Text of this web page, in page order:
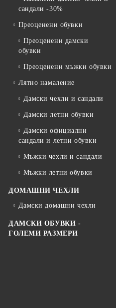
сандали -30%
Преоценени обувки
Преоценени дамски
обувки
Преоценени мъжки обувки
Лятно намаление
Дамски чехли и сандали
Дамски летни обувки
Дамски официални
сандали и летни обувки
Мъжки чехли и сандали
Мъжки летни обувки
ДОМАШНИ ЧЕХЛИ
Дамски домашни чехли
ДАМСКИ ОБУВКИ -
ГОЛЕМИ РАЗМЕРИ